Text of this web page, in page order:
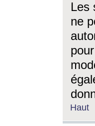
Les
ne
Haut